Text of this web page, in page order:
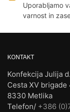
Uporabljamo
varnost in
KONTAKT
Konfekcija Julija
Cesta XV brigade
8330 Metlika
Telefon/ +386